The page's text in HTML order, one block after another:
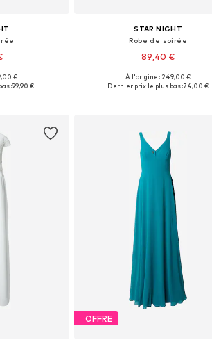
38, 44
€
:99,90 €
STAR NIGHT
Robe de soirée
89,40 €
Tailles disponibles: 36, 40, 44
À l'origine : 249,00 €
Dernier prix le plus bas :74,00 €
OFFRE